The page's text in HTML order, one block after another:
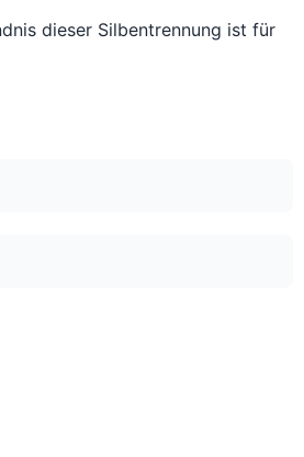
dieser Silbentrennung ist für